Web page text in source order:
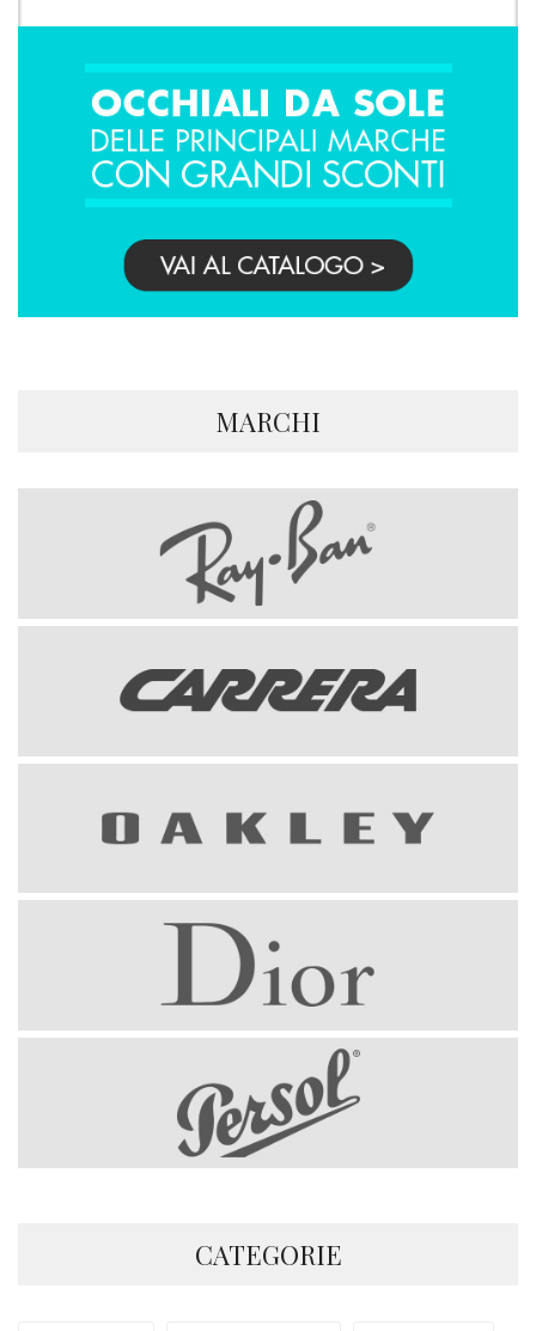
MARCHI
CATEGORIE